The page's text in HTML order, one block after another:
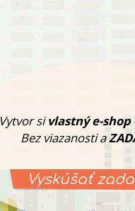
Vytvor sivlastný e-shop
Bez viazanosti a
Vyskúšať